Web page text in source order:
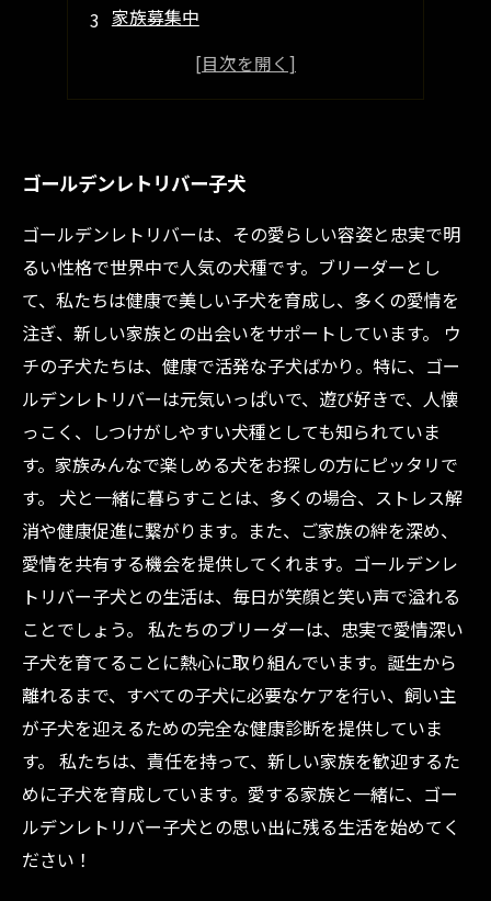
家族募集中
子犬の育て方
ゴールデンレトリバー子犬
ゴールデンレトリバーは、その愛らしい容姿と忠実で明
るい性格で世界中で人気の犬種です。ブリーダーとし
て、私たちは健康で美しい子犬を育成し、多くの愛情を
注ぎ、新しい家族との出会いをサポートしています。 ウ
チの子犬たちは、健康で活発な子犬ばかり。特に、ゴー
ルデンレトリバーは元気いっぱいで、遊び好きで、人懐
っこく、しつけがしやすい犬種としても知られていま
す。家族みんなで楽しめる犬をお探しの方にピッタリで
す。 犬と一緒に暮らすことは、多くの場合、ストレス解
消や健康促進に繋がります。また、ご家族の絆を深め、
愛情を共有する機会を提供してくれます。ゴールデンレ
トリバー子犬との生活は、毎日が笑顔と笑い声で溢れる
ことでしょう。 私たちのブリーダーは、忠実で愛情深い
子犬を育てることに熱心に取り組んでいます。誕生から
離れるまで、すべての子犬に必要なケアを行い、飼い主
が子犬を迎えるための完全な健康診断を提供していま
す。 私たちは、責任を持って、新しい家族を歓迎するた
めに子犬を育成しています。愛する家族と一緒に、ゴー
ルデンレトリバー子犬との思い出に残る生活を始めてく
ださい！